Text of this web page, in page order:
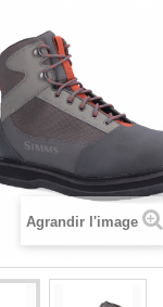
Agrandir l'image